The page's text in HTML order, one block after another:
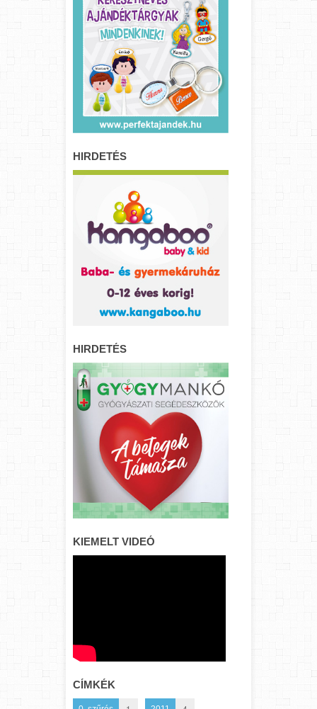
HIRDETÉS
HIRDETÉS
KIEMELT VIDEÓ
CÍMKÉK